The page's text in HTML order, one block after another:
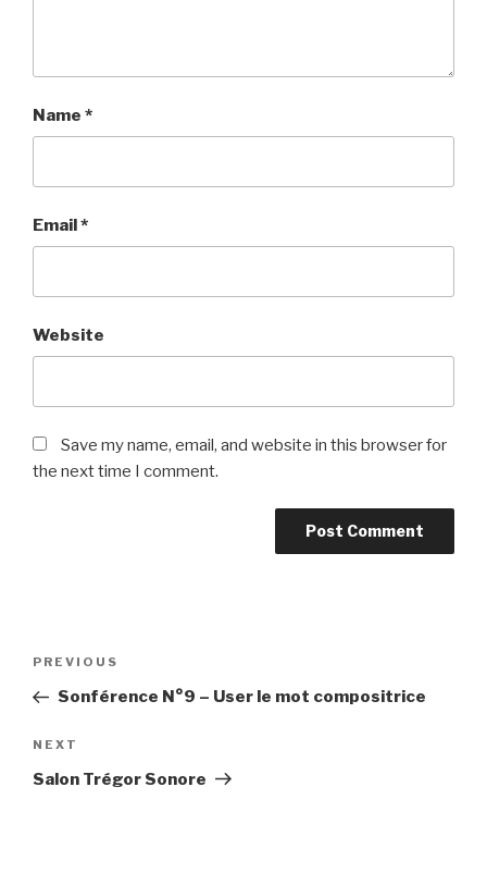
Name *
Email*
Website
Save my name, email, and website in this browser for
the next time I comment.
Previous
Post
PREVIOUS
Sonférence N°9 – User le mot compositrice
Next
Post
NEXT
Salon Trégor Sonore